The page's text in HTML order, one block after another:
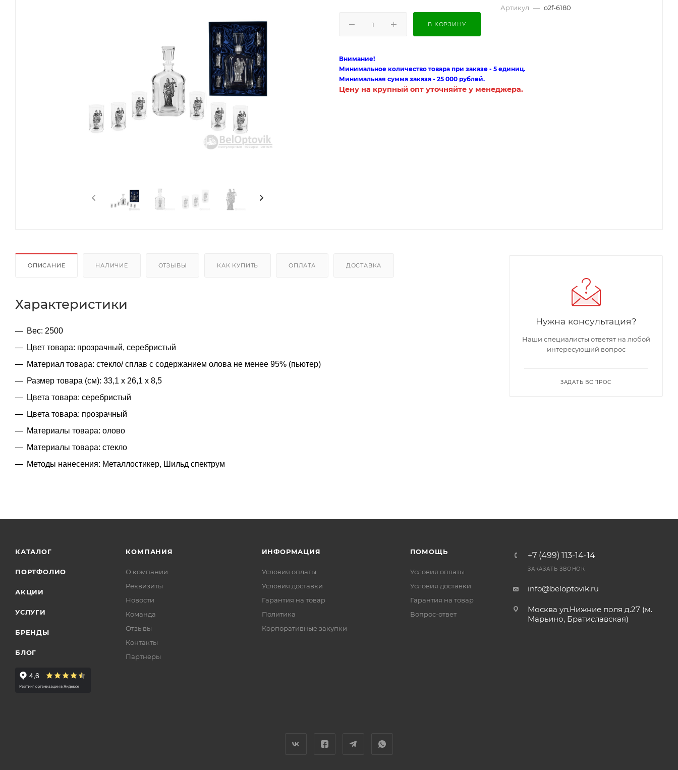
В КОРЗИНУ
Артикул — o2f-6180
Внимание!
Минимальное количество товара при заказе - 5 единиц.
Минимальная сумма заказа - 25 000 рублей.
Цену на крупный опт уточняйте у менеджера.
ОПИСАНИЕ НАЛИЧИЕ ОТЗЫВЫ КАК КУПИТЬ ОПЛАТА ДОСТАВКА
Характеристики
Вес: 2500
Цвет товара: прозрачный, серебристый
Материал товара: стекло/ сплав с содержанием олова не менее 95% (пьютер)
Размер товара (см): 33,1 х 26,1 х 8,5
Цвета товара: серебристый
Цвета товара: прозрачный
Материалы товара: олово
Материалы товара: стекло
Методы нанесения: Металлостикер, Шильд спектрум
Нужна консультация?
Наши специалисты ответят на любой
интересующий вопрос
ЗАДАТЬ ВОПРОС
КАТАЛОГ
ПОРТФОЛИО
АКЦИИ
УСЛУГИ
БРЕНДЫ
БЛОГ
КОМПАНИЯ
О компании
Реквизиты
Новости
Команда
Отзывы
Контакты
Партнеры
ИНФОРМАЦИЯ
Условия оплаты
Условия доставки
Гарантия на товар
Политика
Корпоративные закупки
ПОМОЩЬ
Условия оплаты
Условия доставки
Гарантия на товар
Вопрос-ответ
+7 (499) 113-14-14
ЗАКАЗАТЬ ЗВОНОК
info@beloptovik.ru
Москва ул.Нижние поля д.27 (м.
Марьино, Братиславская)